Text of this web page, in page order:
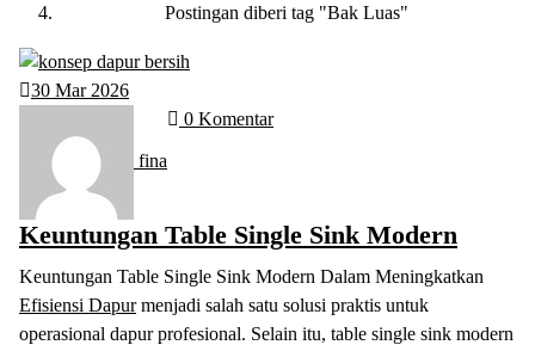
Postingan diberi tag "Bak Luas"
30 Mar 2026
fina
0 Komentar
Keuntungan Table Single Sink Modern
Keuntungan Table Single Sink Modern Dalam Meningkatkan
Efisiensi Dapurmenjadi salah satu solusi praktis untuk
operasional dapur profesional. Selain itu, table single sink modern